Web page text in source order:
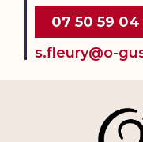
07 50 59
s.fleury@o-